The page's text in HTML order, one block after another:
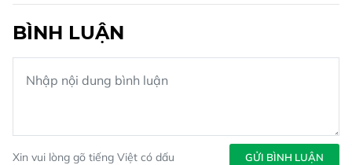
BÌNH LUẬN
Xin vui lòng gõ tiếng Việt có dấu GỬI BÌNH LUẬN